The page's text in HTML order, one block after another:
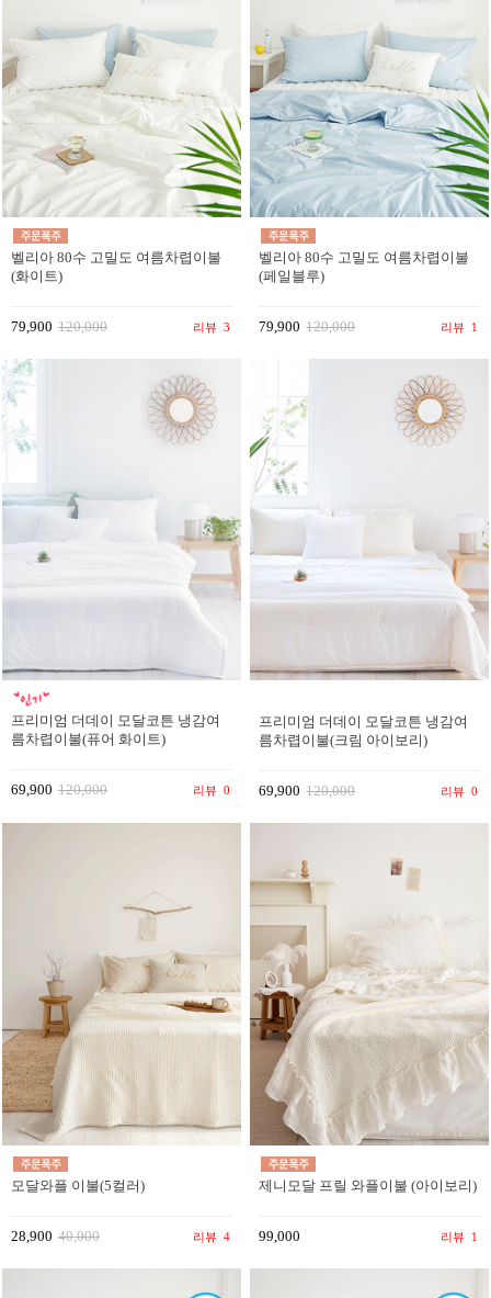
벨리아 80수 고밀도 여름차렵이불
(화이트)
79,900 120,000 리뷰 3
벨리아 80수 고밀도 여름차렵이불
(페일블루)
79,900 120,000 리뷰 1
프리미엄 더데이 모달코튼 냉감여
름차렵이불(퓨어 화이트)
69,900 120,000 리뷰 0
프리미엄 더데이 모달코튼 냉감여
름차렵이불(크림 아이보리)
69,900 120,000 리뷰 0
모달와플 이불(5컬러)
28,900 40,000 리뷰 4
제니모달 프릴 와플이불 (아이보리)
99,000 리뷰 1